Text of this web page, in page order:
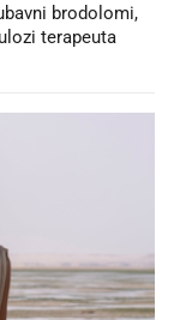
brodolomi,
terapeuta